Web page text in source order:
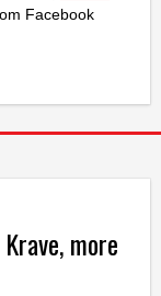
Facebook
more